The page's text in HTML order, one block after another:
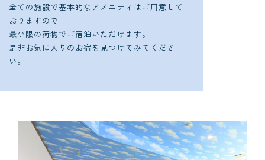
全ての施設で基本的なアメニティはご用意して
おりますので
最小限の荷物でご宿泊いただけます。
是非お気に入りのお宿を見つけてみてくださ
い。